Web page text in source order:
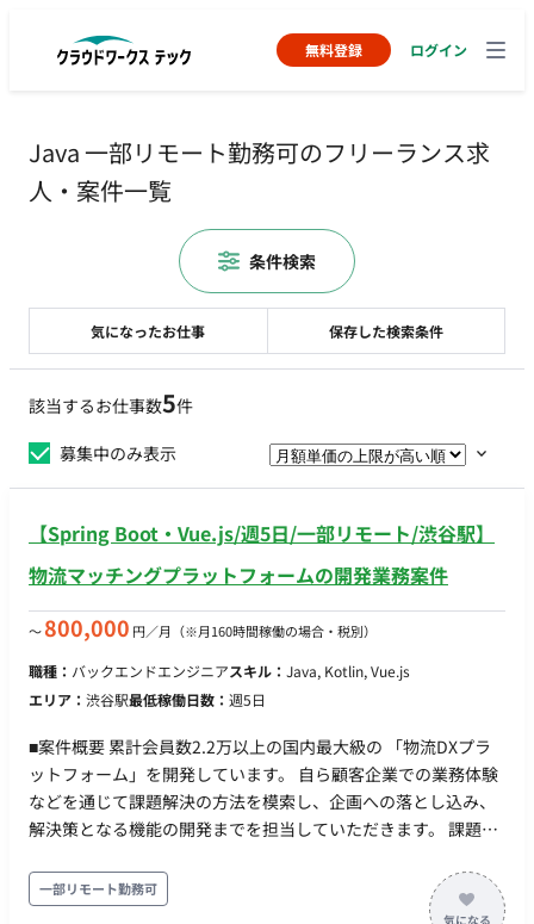
無料登録 ログイン
Java 一部リモート勤務可のフリーランス求
人・案件一覧
該当するお仕事数5件
募集中のみ表示
【Spring Boot・Vue.js/週5日/一部リモート/渋谷駅】
物流マッチングプラットフォームの開発業務案件
〜800,000 円／月 （※月160時間稼働の場合・税別）
職種： バックエンドエンジニアスキル： Java, Kotlin, Vue.js
エリア： 渋谷駅最低稼働日数： 週5日
■案件概要 累計会員数2.2万以上の国内最大級の 「物流DXプラ
ットフォーム」を開発しています。 自ら顧客企業での業務体験
などを通じて課題解決の方法を模索し、企画への落とし込み、
解決策となる機能の開発までを担当していただきます。 課題の
るか？ 慣習に縛られない理想の業界構造は？ 24年培ってきた顧
客基盤（信頼とデータ）を活かし、モックアップ/プロトタイプ
一部リモート勤務可
気になったお仕事 保存した検索条件
条件検索